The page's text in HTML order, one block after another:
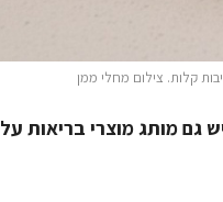
גם מותג מוצרי בריאות על